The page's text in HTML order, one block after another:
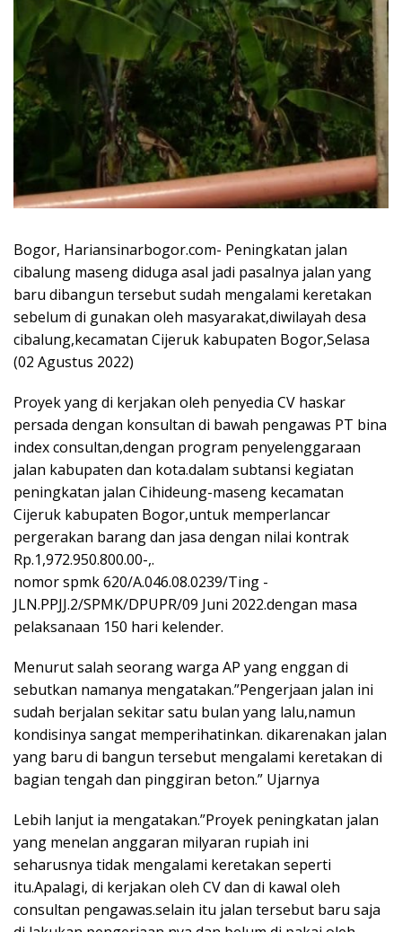
Bogor, Hariansinarbogor.com- Peningkatan jalan
cibalung maseng diduga asal jadi pasalnya jalan yang
baru dibangun tersebut sudah mengalami keretakan
sebelum di gunakan oleh masyarakat,diwilayah desa
cibalung,kecamatan Cijeruk kabupaten Bogor,Selasa
(02 Agustus 2022)
Proyek yang di kerjakan oleh penyedia CV haskar
persada dengan konsultan di bawah pengawas PT bina
index consultan,dengan program penyelenggaraan
jalan kabupaten dan kota.dalam subtansi kegiatan
peningkatan jalan Cihideung-maseng kecamatan
Cijeruk kabupaten Bogor,untuk memperlancar
pergerakan barang dan jasa dengan nilai kontrak
Rp.1,972.950.800.00-,.
nomor spmk 620/A.046.08.0239/Ting -
JLN.PPJJ.2/SPMK/DPUPR/09 Juni 2022.dengan masa
pelaksanaan 150 hari kelender.
Menurut salah seorang warga AP yang enggan di
sebutkan namanya mengatakan.”Pengerjaan jalan ini
sudah berjalan sekitar satu bulan yang lalu,namun
kondisinya sangat memperihatinkan. dikarenakan jalan
yang baru di bangun tersebut mengalami keretakan di
bagian tengah dan pinggiran beton.” Ujarnya
Lebih lanjut ia mengatakan.”Proyek peningkatan jalan
yang menelan anggaran milyaran rupiah ini
seharusnya tidak mengalami keretakan seperti
itu.Apalagi, di kerjakan oleh CV dan di kawal oleh
consultan pengawas.selain itu jalan tersebut baru saja